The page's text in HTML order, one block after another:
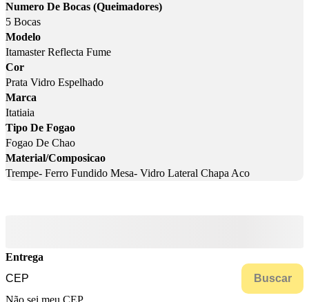
Numero De Bocas (Queimadores)
5 Bocas
Modelo
Itamaster Reflecta Fume
Cor
Prata Vidro Espelhado
Marca
Itatiaia
Tipo De Fogao
Fogao De Chao
Material/Composicao
Trempe- Ferro Fundido Mesa- Vidro Lateral Chapa Aco
Entrega
Buscar